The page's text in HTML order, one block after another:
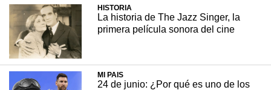
HISTORIA
La historia de The Jazz Singer, la
primera película sonora del cine
MI PAIS
24 de junio: ¿Por qué es uno de los